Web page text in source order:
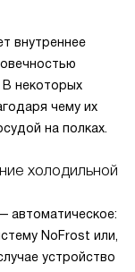
внутреннее
В некоторых
чему их
на полках.
холодильной
автоматическое:
NoFrost или,
устройство